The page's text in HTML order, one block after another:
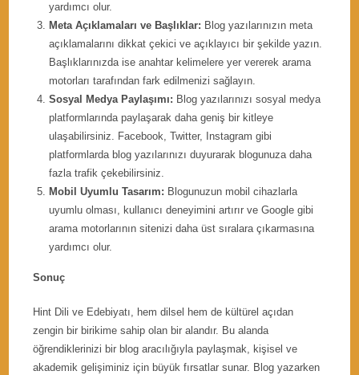
yardımcı olur.
Meta Açıklamaları ve Başlıklar: Blog yazılarınızın meta
açıklamalarını dikkat çekici ve açıklayıcı bir şekilde yazın.
Başlıklarınızda ise anahtar kelimelere yer vererek arama
motorları tarafından fark edilmenizi sağlayın.
Sosyal Medya Paylaşımı: Blog yazılarınızı sosyal medya
platformlarında paylaşarak daha geniş bir kitleye
ulaşabilirsiniz. Facebook, Twitter, Instagram gibi
platformlarda blog yazılarınızı duyurarak blogunuza daha
fazla trafik çekebilirsiniz.
Mobil Uyumlu Tasarım: Blogunuzun mobil cihazlarla
uyumlu olması, kullanıcı deneyimini artırır ve Google gibi
arama motorlarının sitenizi daha üst sıralara çıkarmasına
yardımcı olur.
Sonuç
Hint Dili ve Edebiyatı, hem dilsel hem de kültürel açıdan
zengin bir birikime sahip olan bir alandır. Bu alanda
öğrendiklerinizi bir blog aracılığıyla paylaşmak, kişisel ve
akademik gelişiminiz için büyük fırsatlar sunar. Blog yazarken